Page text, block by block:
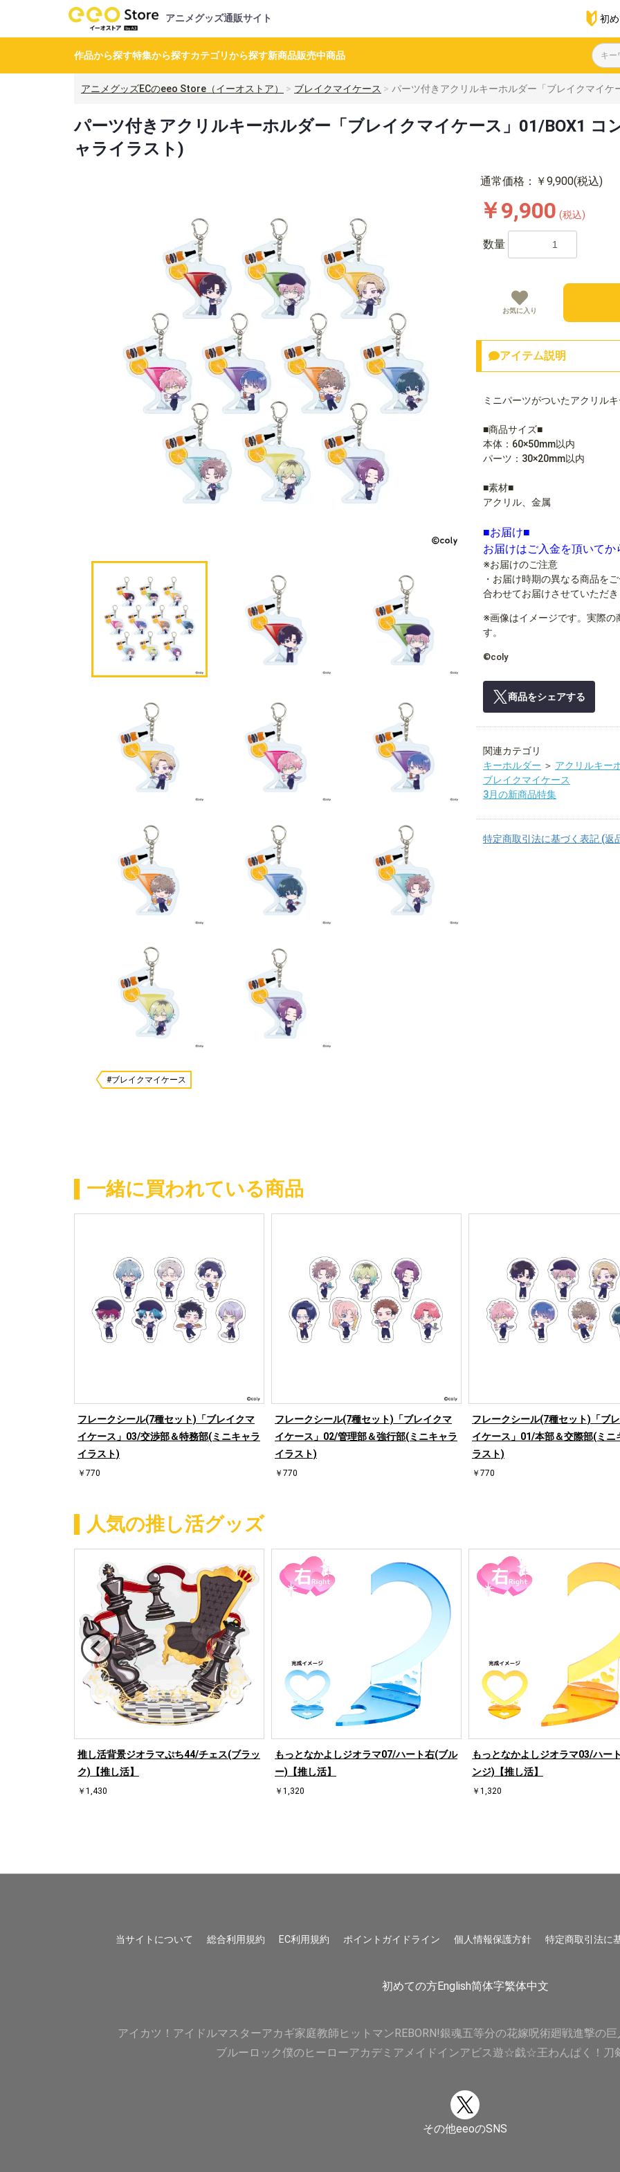
アニメグッズ通販サイト 初
作品から探す特集から探すカテゴリから探す新商品販売中商品
アニメグッズECのeeo Store（イーオストア） ブレイクマイケース パーツ付きアクリルキーホルダー「ブレイクマイケ
パーツ付きアクリルキーホルダー「ブレイクマイケース」01/BOX1 コ
ャライラスト)
#ブレイクマイケース
通常価格：￥9,900(税込)
￥9,900 (税込)
お気に入り
数量
アイテム説明
ミニパーツがついたアクリル
■商品サイズ■
本体：60×50mm以内
パーツ：30×20mm以内
■素材■
アクリル、金属
■お届け■
お届けはご入金を頂いてか
※お届けのご注意
・お届け時期の異なる商品を
合わせてお届けさせていただき
※画像はイメージです。実際の
す。
©coly
商品をシェアする
関連カテゴリ
キーホルダー ＞ アクリルキー
ブレイクマイケース
3月の新商品特集
特定商取引法に基づく表記 (返
一緒に買われている商品
フレークシール(7種セット)「ブレイクマ
イケース」03/交渉部＆特務部(ミニキャラ
イラスト)
￥770
フレークシール(7種セット)「ブレイクマ
イケース」02/管理部＆強行部(ミニキャラ
イラスト)
￥770
フレークシール(7種セット)「ブ
イケース」01/本部＆交際部(ミニ
ラスト)
￥770
人気の推し活グッズ
推し活背景ジオラマぷち44/チェス(ブラッ
ク)【推し活】
￥1,430
もっとなかよしジオラマ07/ハート右(ブル
ー)【推し活】
￥1,320
もっとなかよしジオラマ03/ハー
ンジ)【推し活】
￥1,320
当サイトについて 総合利用規約 EC利用規約 ポイントガイドライン 個人情報保護方針 特定商取引法に
初めての方English简体字繁体中文
アイカツ！ アイドルマスターアカギ家庭教師ヒットマンREBORN!銀魂五等分の花嫁呪術廻戦進撃の巨
ブルーロック僕のヒーローアカデミア メイドインアビス遊☆戯☆王わんぱく！刀
その他eeoのSNS